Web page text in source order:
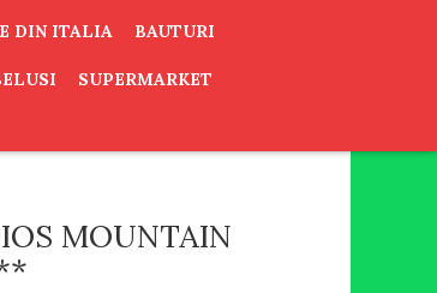
DIN ITALIA BAUTURI
SUPERMARKET
MOUNTAIN